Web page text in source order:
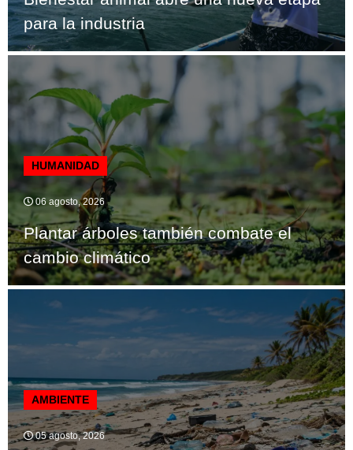
para la industria
HUMANIDAD
06 agosto, 2026
Plantar árboles también combate el
cambio climático
AMBIENTE
05 agosto, 2026